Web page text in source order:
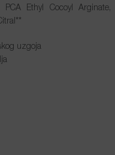
Ethyl Cocoyl Arginate,
uzgoja